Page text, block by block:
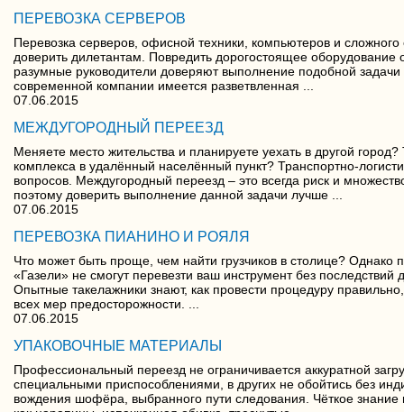
ПЕРЕВОЗКА СЕРВЕРОВ
Перевозка серверов, офисной техники, компьютеров и
доверить дилетантам. Повредить дорогостоящее
разумные руководители доверяют выполнение подобной
современной компании имеется разветвленная ...
07.06.2015
МЕЖДУГОРОДНЫЙ ПЕРЕЕЗД
Меняете место жительства и планируете уехать в другой
комплекса в удалённый населённый пункт? Транспортно-
вопросов. Междугородный переезд – это всегда риск и
поэтому доверить выполнение данной задачи лучше ...
07.06.2015
ПЕРЕВОЗКА ПИАНИНО И РОЯЛЯ
Что может быть проще, чем найти грузчиков в столице?
«Газели» не смогут перевезти ваш инструмент без
Опытные такелажники знают, как провести процедуру
всех мер предосторожности. ...
07.06.2015
УПАКОВОЧНЫЕ МАТЕРИАЛЫ
Профессиональный переезд не ограничивается аккуратной
специальными приспособлениями, в других не обойтись без
вождения шофёра, выбранного пути следования. Чёткое знание